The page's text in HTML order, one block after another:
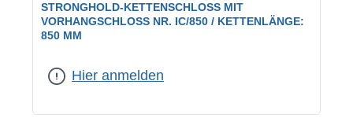
STRONGHOLD-KETTENSCHLOSS MIT
VORHANGSCHLOSS NR. IC/850 / KETTENLÄNGE:
850 MM
Hier anmelden